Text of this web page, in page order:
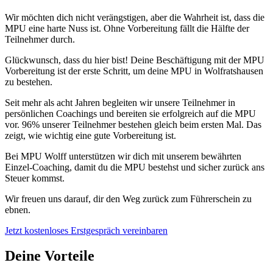
Wir möchten dich nicht verängstigen, aber die Wahrheit ist, dass die
MPU eine harte Nuss ist. Ohne Vorbereitung fällt die Hälfte der
Teilnehmer durch.
Glückwunsch, dass du hier bist! Deine Beschäftigung mit der MPU
Vorbereitung ist der erste Schritt, um deine MPU in Wolfratshausen
zu bestehen.
Seit mehr als acht Jahren begleiten wir unsere Teilnehmer in
persönlichen Coachings und bereiten sie erfolgreich auf die MPU
vor. 96% unserer Teilnehmer bestehen gleich beim ersten Mal. Das
zeigt, wie wichtig eine gute Vorbereitung ist.
Bei MPU Wolff unterstützen wir dich mit unserem bewährten
Einzel-Coaching, damit du die MPU bestehst und sicher zurück ans
Steuer kommst.
Wir freuen uns darauf, dir den Weg zurück zum Führerschein zu
ebnen.
Jetzt kostenloses Erstgespräch vereinbaren
Deine Vorteile